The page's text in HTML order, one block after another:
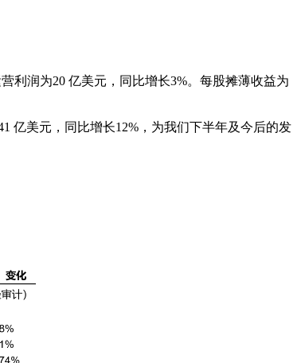
利润为20 亿美元，同比增长3%。每股摊薄收益为
亿美元，同比增长12%，为我们下半年及今后的发